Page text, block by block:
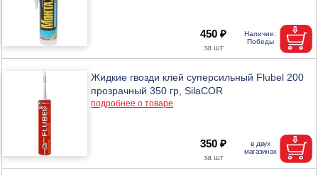
450 ₽
Жидкие гвозди клей суперсильный Flubel 200
прозрачный 350 гр, SilaCOR
подробнее о товаре
350 ₽